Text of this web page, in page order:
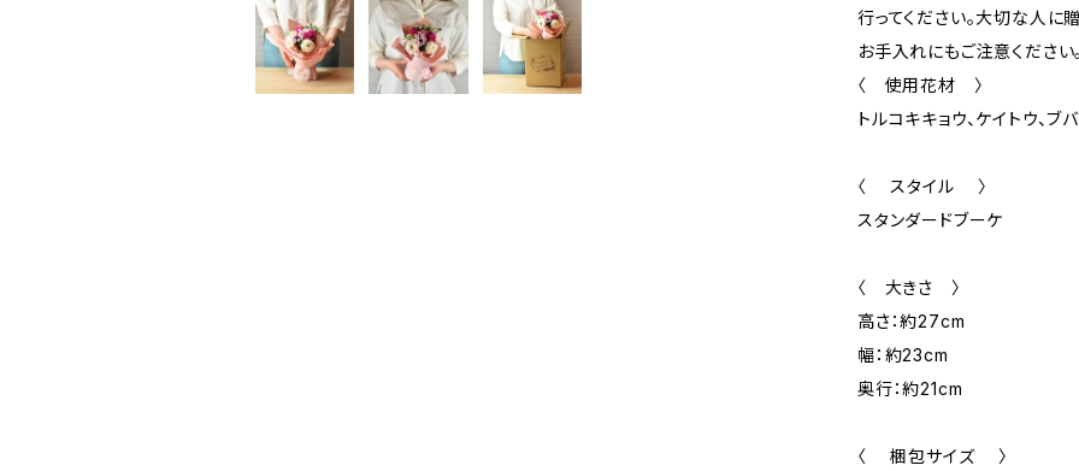
行ってください。大切な人に
お手入れにもご注意ください
〈 使用花材 〉
トルコキキョウ、ケイトウ、ブ
〈 スタイル 〉
スタンダードブーケ
〈 大きさ 〉
高さ：約27cm
幅：約23cm
奥行：約21cm
〈 梱包サイズ 〉